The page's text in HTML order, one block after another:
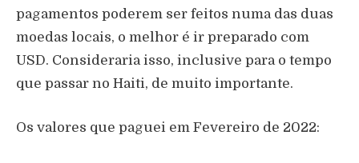
pagamentos poderem ser feitos numa das duas
moedas locais, o melhor é ir preparado com
USD. Consideraria isso, inclusive para o tempo
que passar no Haiti, de muito importante.
Os valores que paguei em Fevereiro de 2022: